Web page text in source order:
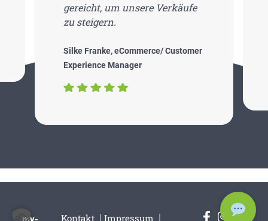
Automatisierung zum Trotz,
viele helfende Hände benötigt.
Hauke Schiller, Geschäftsführer
my-
vpa